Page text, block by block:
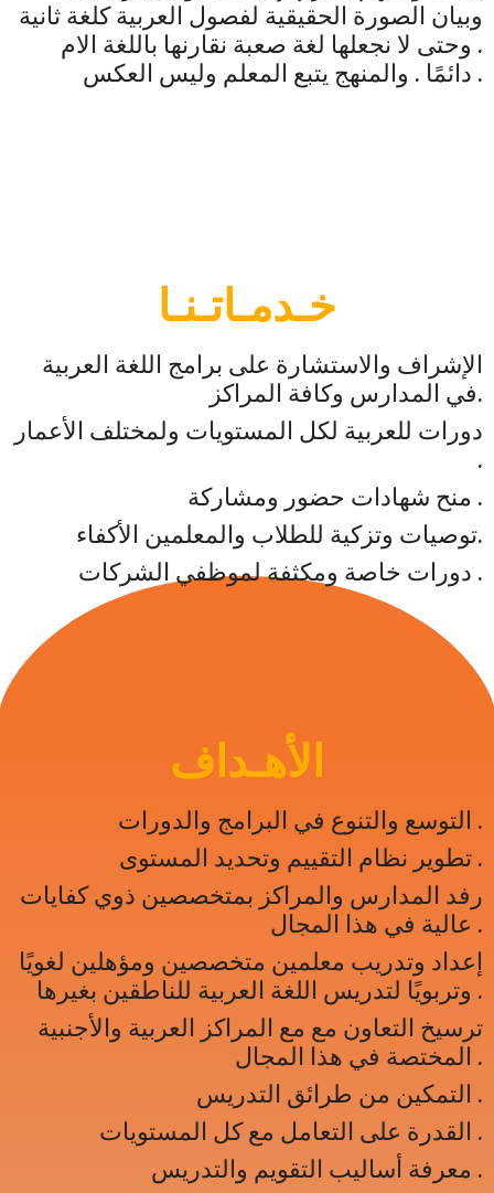
وبيان الصورة الحقيقية لفصول العربية كلغة ثانية
. وحتى لا نجعلها لغة صعبة نقارنها باللغة الام
دائمًا . والمنهج يتبع المعلم وليس العكس .
خـدمـاتـنـا
الإشراف والاستشارة على برامج اللغة العربية
في المدارس وكافة المراكز.
دورات للعربية لكل المستويات ولمختلف الأعمار
.
منح شهادات حضور ومشاركة .
توصيات وتزكية للطلاب والمعلمين الأكفاء.
دورات خاصة ومكثفة لموظفي الشركات .
الأهـداف
التوسع والتنوع في البرامج والدورات .
تطوير نظام التقييم وتحديد المستوى .
رفد المدارس والمراكز بمتخصصين ذوي كفايات
عالية في هذا المجال .
إعداد وتدريب معلمين متخصصين ومؤهلين لغويًا
وتربويًا لتدريس اللغة العربية للناطقين بغيرها .
ترسيخ التعاون مع مع المراكز العربية والأجنبية
المختصة في هذا المجال .
التمكين من طرائق التدريس .
القدرة على التعامل مع كل المستويات .
معرفة أساليب التقويم والتدريس .